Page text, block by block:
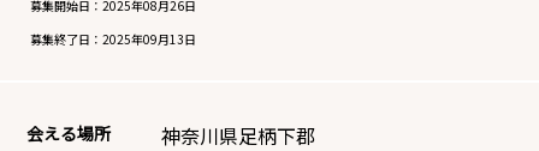
募集開始日： 2025年08月26日
募集終了日： 2025年09月13日
会える場所 神奈川県足柄下郡